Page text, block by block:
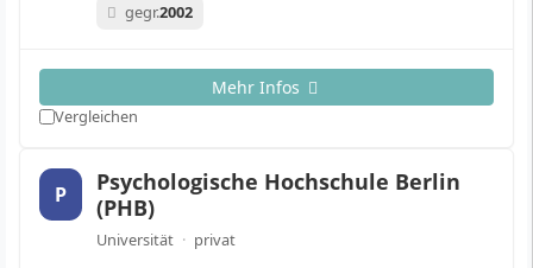
gegr.2002
Mehr Infos
Vergleichen
P
Psychologische Hochschule Berlin
(PHB)
Universität · privat